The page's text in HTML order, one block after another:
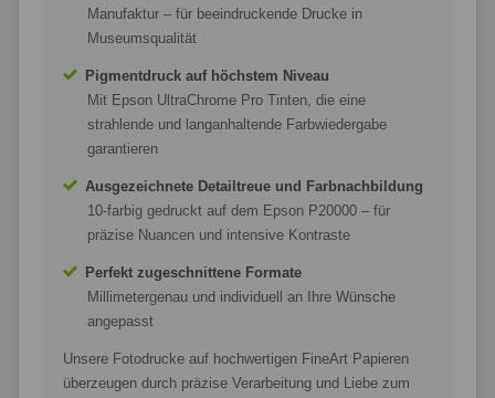
Manufaktur – für beeindruckende Drucke in
Museumsqualität
Pigmentdruck auf höchstem Niveau
Mit Epson UltraChrome Pro Tinten, die eine
strahlende und langanhaltende Farbwiedergabe
garantieren
Ausgezeichnete Detailtreue und Farbnachbildung
10-farbig gedruckt auf dem Epson P20000 – für
präzise Nuancen und intensive Kontraste
Perfekt zugeschnittene Formate
Millimetergenau und individuell an Ihre Wünsche
angepasst
Unsere Fotodrucke auf hochwertigen FineArt Papieren
überzeugen durch präzise Verarbeitung und Liebe zum